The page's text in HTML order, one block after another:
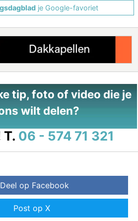
je Google-favoriet
tip, foto of video die je
wilt delen?
T. 06 - 574 71 321
Deel op Facebook
Post op X